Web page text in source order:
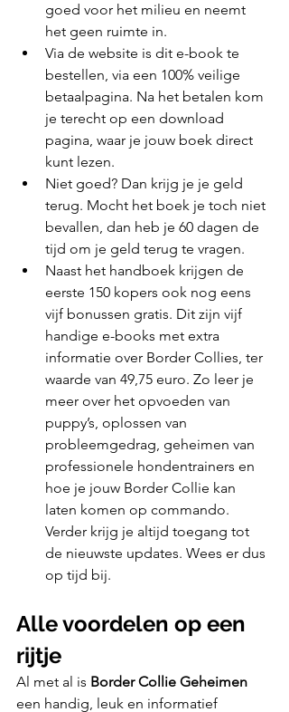
goed voor het milieu en neemt
het geen ruimte in.
Via de website is dit e-book te
bestellen, via een 100% veilige
betaalpagina. Na het betalen kom
je terecht op een download
pagina, waar je jouw boek direct
kunt lezen.
Niet goed? Dan krijg je je geld
terug. Mocht het boek je toch niet
bevallen, dan heb je 60 dagen de
tijd om je geld terug te vragen.
Naast het handboek krijgen de
eerste 150 kopers ook nog eens
vijf bonussen gratis. Dit zijn vijf
handige e-books met extra
informatie over Border Collies, ter
waarde van 49,75 euro. Zo leer je
meer over het opvoeden van
puppy’s, oplossen van
probleemgedrag, geheimen van
professionele hondentrainers en
hoe je jouw Border Collie kan
laten komen op commando.
Verder krijg je altijd toegang tot
de nieuwste updates. Wees er dus
op tijd bij.
Alle voordelen op een
rijtje
Al met al is Border Collie Geheimen
een handig, leuk en informatief